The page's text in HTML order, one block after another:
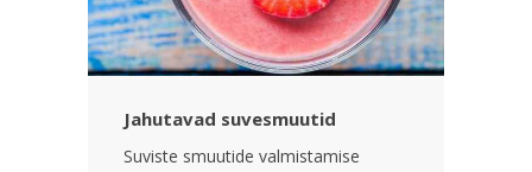
Jahutavad suvesmuutid
Suviste smuutide valmistamise